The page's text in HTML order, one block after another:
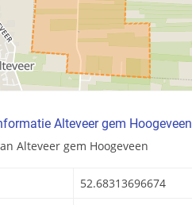
Alteveer gem Hoogeveen
Alteveer gem Hoogeveen
52.68313696674